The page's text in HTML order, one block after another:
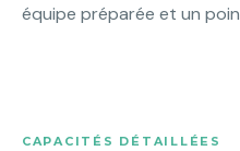
équipe préparée et un
CAPACITÉS DÉTAILLÉES